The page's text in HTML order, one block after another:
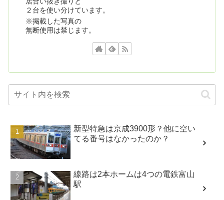
２台を使い分けています。
※掲載した写真の
無断使用は禁じます。
新型特急は京成3900形？他に空い
てる番号はなかったのか？
線路は2本ホームは4つの電鉄富山
駅